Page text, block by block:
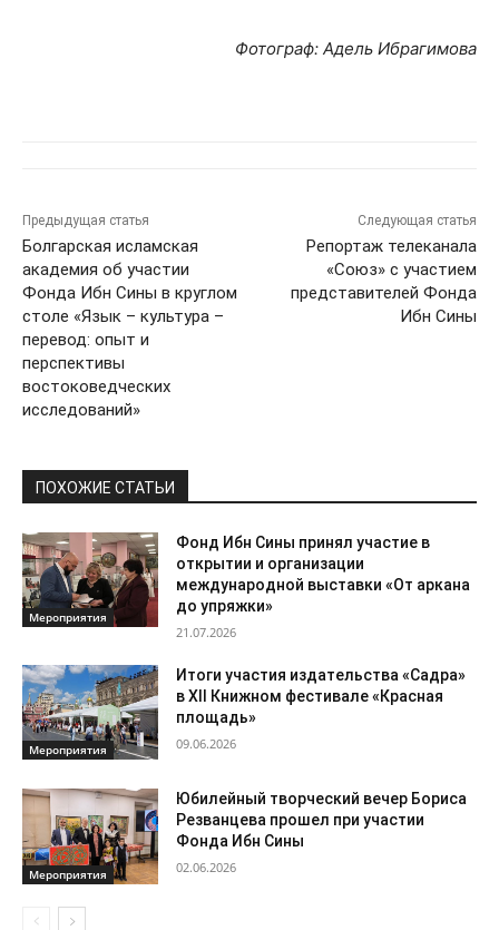
Фотограф: Адель Ибрагимова
Предыдущая статья
Болгарская исламская
академия об участии
Фонда Ибн Сины в круглом
столе «Язык – культура –
перевод: опыт и
перспективы
востоковедческих
исследований»
Следующая статья
Репортаж телеканала
«Союз» с участием
представителей Фонда
Ибн Сины
ПОХОЖИЕ СТАТЬИ
Мероприятия
Фонд Ибн Сины принял участие в
открытии и организации
международной выставки «От аркана
до упряжки»
21.07.2026
Мероприятия
Итоги участия издательства «Садра»
в XII Книжном фестивале «Красная
площадь»
09.06.2026
Мероприятия
Юбилейный творческий вечер Бориса
Резванцева прошел при участии
Фонда Ибн Сины
02.06.2026